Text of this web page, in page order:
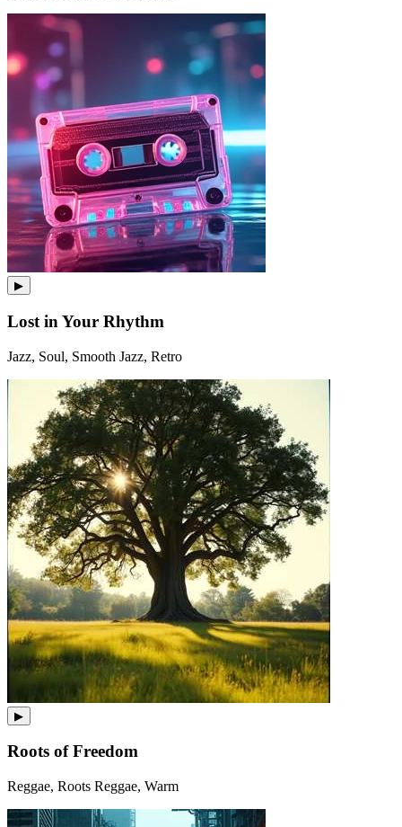
▶
Lost in Your Rhythm
Jazz, Soul, Smooth Jazz, Retro
▶
Roots of Freedom
Reggae, Roots Reggae, Warm